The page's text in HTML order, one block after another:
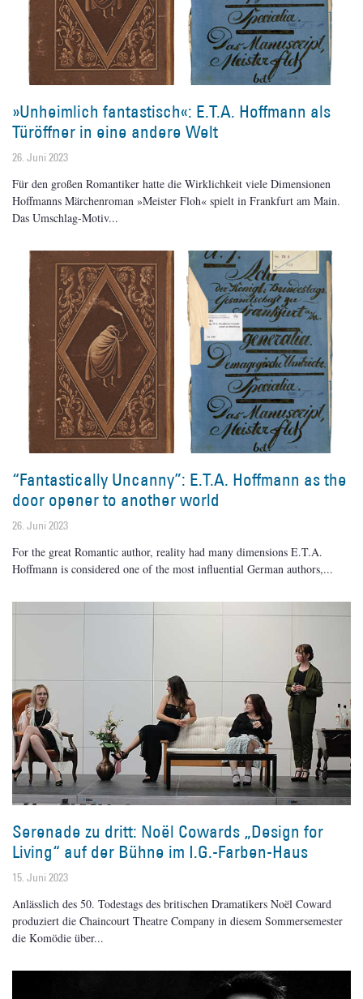
»Unheimlich fantastisch«: E.T.A. Hoffmann als
Türöffner in eine andere Welt
26. Juni 2023
Für den großen Romantiker hatte die Wirklichkeit viele Dimensionen
Hoffmanns Märchen­roman »Meister Floh« spielt in Frankfurt am Main.
Das Umschlag-Motiv
“Fantastically Uncanny”: E.T.A. Hoffmann as the
door opener to another world
26. Juni 2023
For the great Romantic author, reality had many dimensions E.T.A.
Hoffmann is considered one of the most influential German authors,
Serenade zu dritt: Noël Cowards „Design for
Living“ auf der Bühne im I.G.-Farben-Haus
15. Juni 2023
Anlässlich des 50. Todestags des britischen Dramatikers Noël Coward
produziert die Chaincourt Theatre Company in diesem Sommersemester
die Komödie über